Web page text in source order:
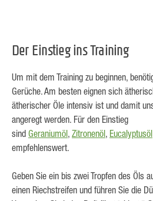
Der Einstieg ins Training
Um mit dem Training zu beginnen,
Gerüche. Am besten eignen sich
ätherischer Öle intensiv ist und damit
angeregt werden. Für den Einstieg
sind Geraniumöl, Zitronenöl, Eucalyptusöl
empfehlenswert.
Geben Sie ein bis zwei Tropfen des Öls
einen Riechstreifen und führen Sie die